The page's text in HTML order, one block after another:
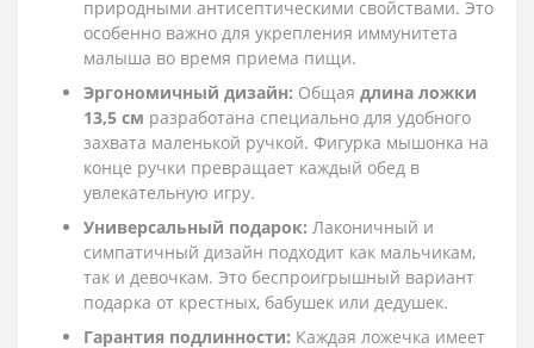
природными антисептическими свойствами. Это
особенно важно для укрепления иммунитета
малыша во время приема пищи.
Эргономичный дизайн: Общая длина ложки
13,5 см разработана специально для удобного
захвата маленькой ручкой. Фигурка мышонка на
конце ручки превращает каждый обед в
увлекательную игру.
Универсальный подарок: Лаконичный и
симпатичный дизайн подходит как мальчикам,
так и девочкам. Это беспроигрышный вариант
подарка от крестных, бабушек или дедушек.
Гарантия подлинности: Каждая ложечка имеет